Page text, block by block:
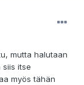
mutta halutaan
siis itse
myös tähän